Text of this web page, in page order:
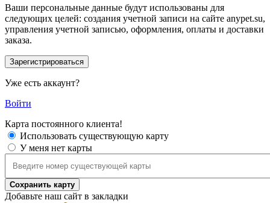
Ваши персональные данные будут использованы для
следующих целей: создания учетной записи на сайте anypet.su,
управления учетной записью, оформления, оплаты и доставки
заказа.
Уже есть аккаунт?
Войти
Карта постоянного клиента!
Использовать существующую карту
У меня нет карты
Сохранить карту
Добавьте наш сайт в закладки